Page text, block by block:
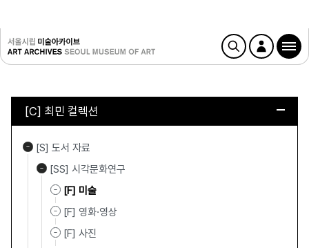
[C] 최민 컬렉션
[S] 도서 자료
[SS] 시각문화연구
[F] 미술
[F] 영화·영상
[F] 사진